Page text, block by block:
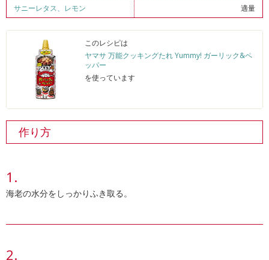
サニーレタス、 レモン 適量
このレシピは
ヤマサ 万能クッキングたれ Yummy! ガーリック&ペ
ッパー
を使っています
作り方
海老の水分をしっかりふき取る。